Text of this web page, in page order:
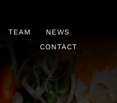
TEAM
NEWS
CONTACT